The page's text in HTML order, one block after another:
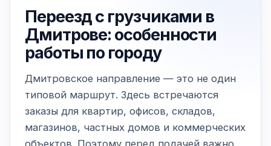
Переезд с грузчиками в
Дмитрове: особенности
работы по городу
Дмитровское направление — это не один
типовой маршрут. Здесь встречаются
заказы для квартир, офисов, складов,
магазинов, частных домов и коммерческих